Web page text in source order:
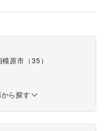
模原市 （35）
ら探す